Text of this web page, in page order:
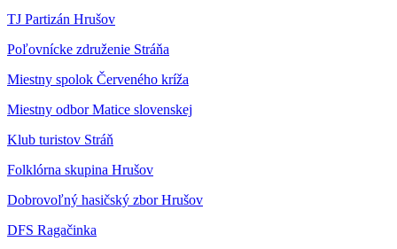
TJ Partizán Hrušov
Poľovnícke združenie Stráňa
Miestny spolok Červeného kríža
Miestny odbor Matice slovenskej
Klub turistov Stráň
Folklórna skupina Hrušov
Dobrovoľný hasičský zbor Hrušov
DFS Ragačinka